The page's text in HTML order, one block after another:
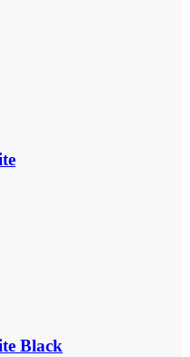
Black